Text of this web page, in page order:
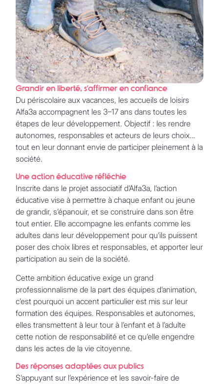
Grandir en liberté, s’affirmer en confiance
Du périscolaire aux vacances, les accueils de loisirs
Alfa3a accompagnent les 3–17 ans dans toutes les
étapes de leur développement. Objectif : les rendre
autonomes, responsables et acteurs de leurs choix…
tout en leur donnant envie de participer pleinement à la
société.
Une action éducative réfléchie
Inscrite dans le projet associatif d’Alfa3a, l’action
éducative vise à permettre à chaque enfant ou jeune
de grandir, s’épanouir, et se construire dans son être
tout entier. Elle accompagne les enfants comme les
adultes dans leur développement pour qu’ils puissent
poser des choix libres et responsables, et apporter leur
participation au sein de la société.
Cette ambition éducative exige un grand
professionnalisme de la part des équipes d’animation,
c’est pourquoi un accent particulier est mis sur leur
formation des équipes. Responsables et autonomes,
elles transmettent à leur tour à l’enfant et à l’adulte
cette notion de responsabilité et ce qu’elle engendre
dans les actes de la vie citoyenne.
Des réponses adaptées aux publics
S’appuyant sur l’expérience et les savoir-faire de